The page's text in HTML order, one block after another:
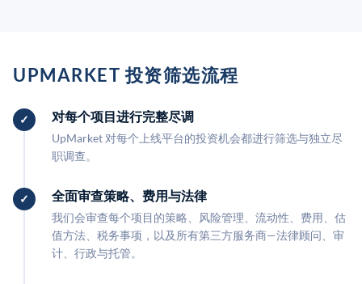
UPMARKET 投资筛选流程
对每个项目进行完整尽调
UpMarket 对每个上线平台的投资机会都进行筛选与独立尽
职调查。
全面审查策略、费用与法律
我们会审查每个项目的策略、风险管理、流动性、费用、估
值方法、税务事项，以及所有第三方服务商—法律顾问、审
计、行政与托管。